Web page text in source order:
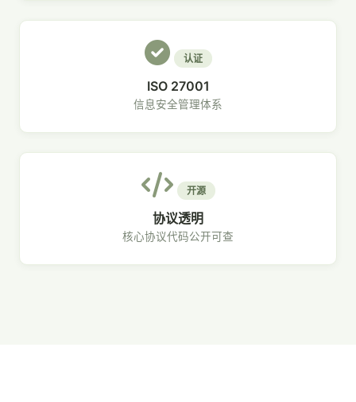
认证
ISO 27001
信息安全管理体系
开源
协议透明
核心协议代码公开可查